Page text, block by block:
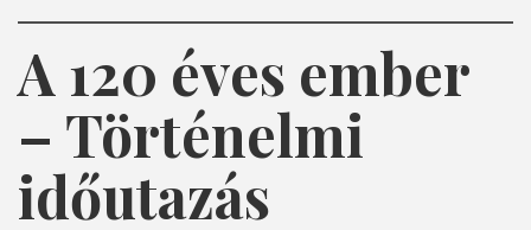
A 120 éves ember
– Történelmi
időutazás